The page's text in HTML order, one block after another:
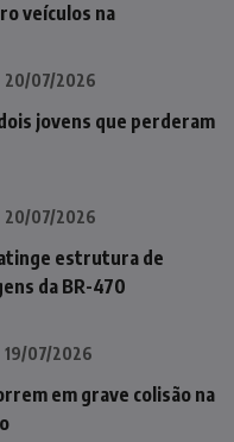
veículos na
20/07/2026
jovens que perderam
20/07/2026
estrutura de
da BR-470
19/07/2026
em grave colisão na